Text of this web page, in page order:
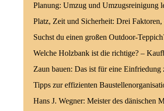
Planung: Umzug und Umzugsreinigung
Platz, Zeit und Sicherheit: Drei Faktoren,
Suchst du einen großen Outdoor-
Welche Holzbank ist die richtige? –
Zaun bauen: Das ist für eine Einfriedung
Tipps zur effizienten
Hans J. Wegner: Meister des dänischen